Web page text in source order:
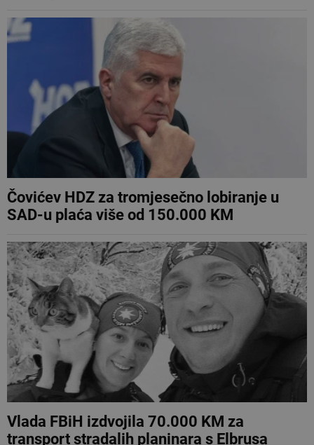
Čovićev HDZ za tromjesečno lobiranje u
SAD-u plaća više od 150.000 KM
Vlada FBiH izdvojila 70.000 KM za
transport stradalih planinara s Elbrusa